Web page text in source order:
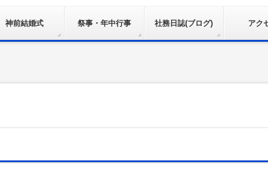
神前結婚式 祭事・年中行事 社務日誌(ブログ) アク